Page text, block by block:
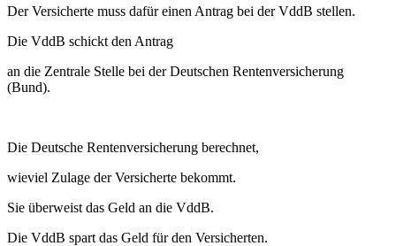
Der Versicherte muss dafür einen Antrag bei der VddB stellen.
Die VddB schickt den Antrag
an die Zentrale Stelle bei der Deutschen Rentenversicherung
(Bund).
Die Deutsche Rentenversicherung berechnet,
wieviel Zulage der Versicherte bekommt.
Sie überweist das Geld an die VddB.
Die VddB spart das Geld für den Versicherten.